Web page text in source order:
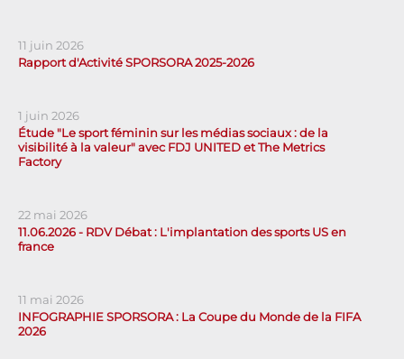
11 juin 2026
Rapport d'Activité SPORSORA 2025-2026
1 juin 2026
Étude "Le sport féminin sur les médias sociaux : de la
visibilité à la valeur" avec FDJ UNITED et The Metrics
Factory
22 mai 2026
11.06.2026 - RDV Débat : L'implantation des sports US en
france
11 mai 2026
INFOGRAPHIE SPORSORA : La Coupe du Monde de la FIFA
2026